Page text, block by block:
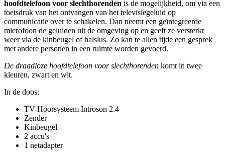
hoofdtelefoon voor slechthorenden is de mogelijkheid, om via een
toetsdruk van het ontvangen van het televisiegeluid op
communicatie over te schakelen. Dan neemt een geïntegreerde
microfoon de geluiden uit de omgeving op en geeft ze versterkt
weer via de kinbeugel of halslus. Zo kan te allen tijde een gesprek
met andere personen in een ruimte worden gevoerd.
De draadloze hoofdtelefoon voor slechthorenden komt in twee
kleuren, zwart en wit.
In de doos:
TV-Hoorsysteem Introson 2.4
Zender
Kinbeugel
2 accu's
1 netadapter